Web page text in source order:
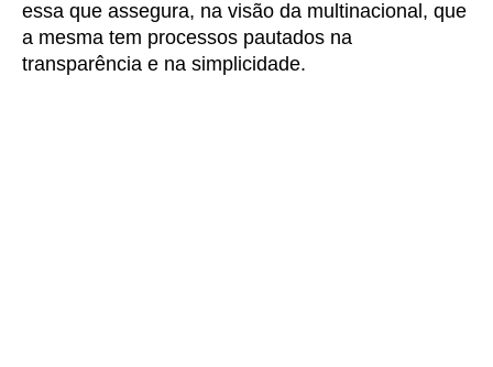
essa que assegura, na visão da multinacional, que
a mesma tem processos pautados na
transparência e na simplicidade.